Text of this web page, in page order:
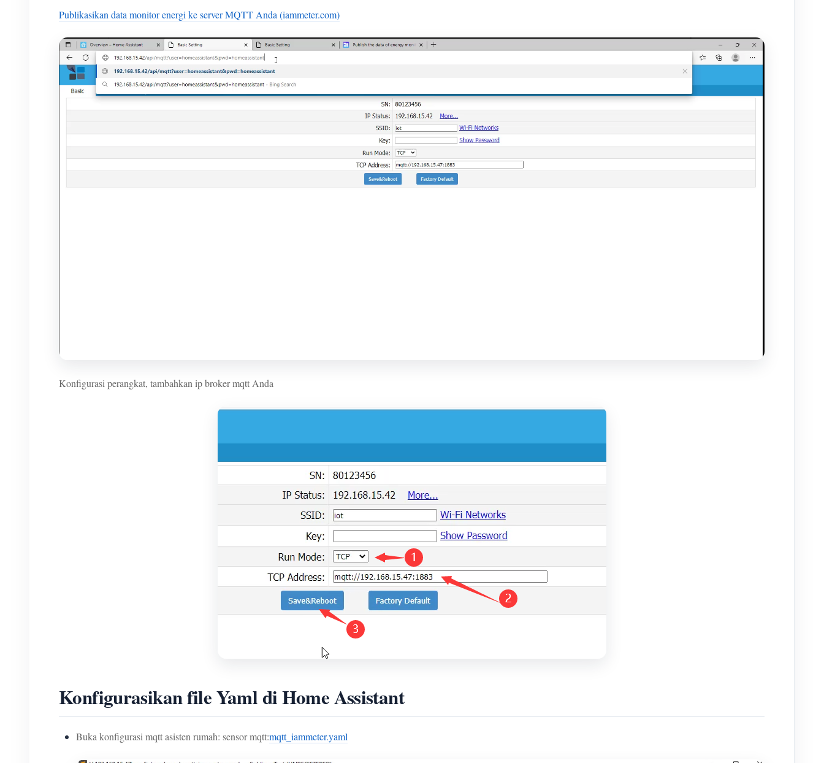
Publikasikan data monitor energi ke server MQTT Anda (iammeter.com)
Konfigurasi perangkat, tambahkan ip broker mqtt Anda
Konfigurasikan file Yaml di Home Assistant
Buka konfigurasi mqtt asisten rumah: sensor mqtt:mqtt_iammeter.yaml